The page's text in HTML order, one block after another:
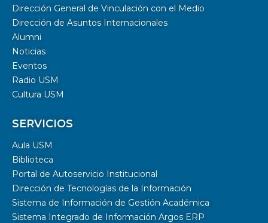
Dirección General de Vinculación con el Medio
Dirección de Asuntos Internacionales
Alumni
Noticias
Eventos
Radio USM
Cultura USM
SERVICIOS
Aula USM
Biblioteca
Portal de Autoservicio Institucional
Dirección de Tecnologías de la Información
Sistema de Información de Gestión Académica
Sistema Integrado de Información Argos ERP